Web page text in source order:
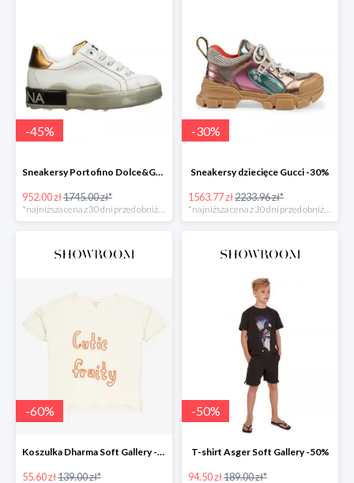
-45%
Sneakersy Portofino Dolce&Gabbana -45%
952.00 zł1745.00 zł*
-30%
Sneakersy dziecięce Gucci -30%
1563.77 zł2233.96 zł*
-60%
Koszulka Dharma Soft Gallery -60%
55.60 zł139.00 zł*
-50%
T-shirt Asger Soft Gallery -50%
94.50 zł189.00 zł*